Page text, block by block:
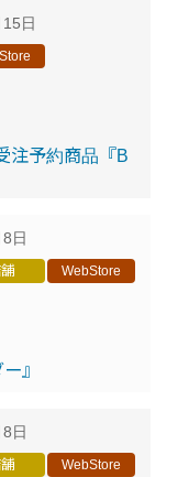
日
注予約商品『B
日
』
WebStore
日
WebStore